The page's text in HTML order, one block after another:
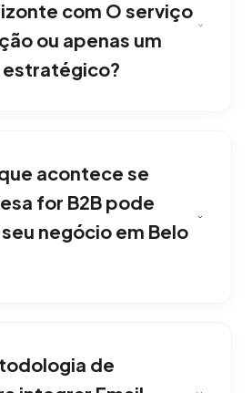
com O serviço
ou apenas um
Email Marketing, mas
nossa equipe de
executá-la e mensurá-la.
sobre investimento em
acontece se
for B2B pode
negócio em Belo
de nutrição corporativa
gestão e os conselhos de
de